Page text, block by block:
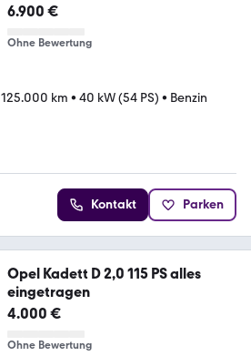
6.900 €
Ohne Bewertung
125.000 km • 40 kW (54 PS) • Benzin
Kontakt Parken
Opel Kadett D 2,0 115 PS alles
eingetragen
4.000 €
Ohne Bewertung